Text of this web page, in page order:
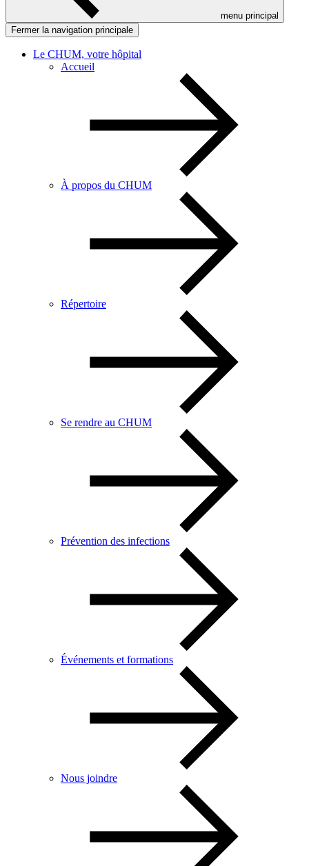
menu principal
Fermer la navigation principale
Le CHUM, votre hôpital
Accueil
À propos du CHUM
Répertoire
Se rendre au CHUM
Prévention des infections
Événements et formations
Nous joindre